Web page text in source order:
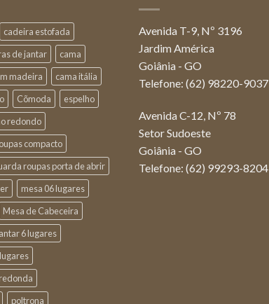
cadeira estofada
de jantar
cama
madeira
cama itália
Cõmoda
espelho
redondo
compacto
roupas porta de abrir
mesa 06 lugares
Mesa de Cabeceira
6 lugares
poltrona
Avenida T-9, Nº 3196
Jardim América
Goiânia - GO
Telefone: (62) 98220-9037
Avenida C-12, Nº 78
Setor Sudoeste
Goiânia - GO
Telefone: (62) 99293-8204